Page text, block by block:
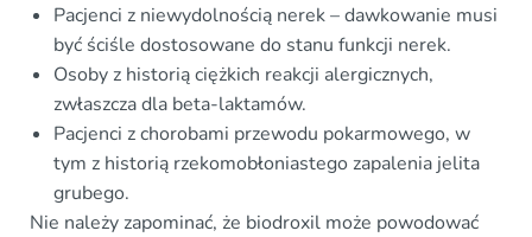
Pacjenci z niewydolnością nerek – dawkowanie musi
być ściśle dostosowane do stanu funkcji nerek.
Osoby z historią ciężkich reakcji alergicznych,
zwłaszcza dla beta-laktamów.
Pacjenci z chorobami przewodu pokarmowego, w
tym z historią rzekomobłoniastego zapalenia jelita
grubego.
Nie należy zapominać, że biodroxil może powodować